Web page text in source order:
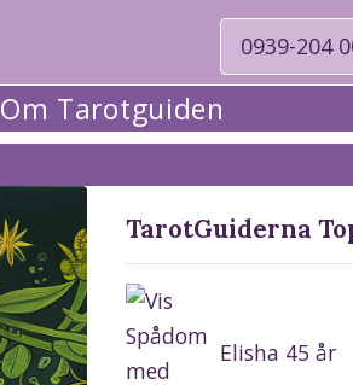
0939-204
Om Tarotguiden
TarotGuiderna
Elisha 45 år